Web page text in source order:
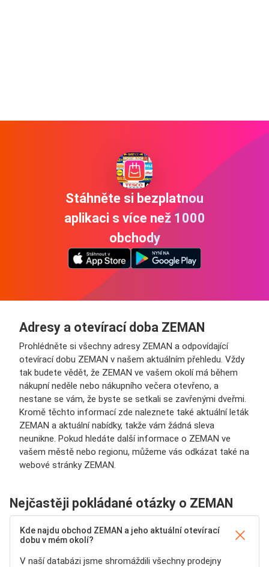
Stáhněte si bezplatnou
aplikaci s více než 1000
obchody
Adresy a otevírací doba ZEMAN
Prohlédněte si všechny adresy ZEMAN a odpovídající
otevírací dobu ZEMAN v našem aktuálním přehledu. Vždy
tak budete vědět, že ZEMAN ve vašem okolí má během
nákupní neděle nebo nákupního večera otevřeno, a
nestane se vám, že byste se setkali se zavřenými dveřmi.
Kromě těchto informací zde naleznete také aktuální leták
ZEMAN a aktuální nabídky, takže vám žádná sleva
neunikne. Pokud hledáte další informace o ZEMAN ve
vašem městě nebo regionu, můžeme vás odkázat také na
webové stránky ZEMAN.
Nejčastěji pokládané otázky o ZEMAN
Kde najdu obchod ZEMAN a jeho aktuální otevírací
dobu v mém okolí?
V naší databázi jsme shromáždili všechny prodejny